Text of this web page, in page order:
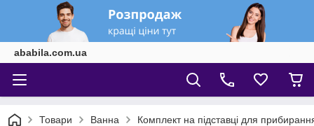
ababila.com.ua
Товари Ванна Комплект на підставці для